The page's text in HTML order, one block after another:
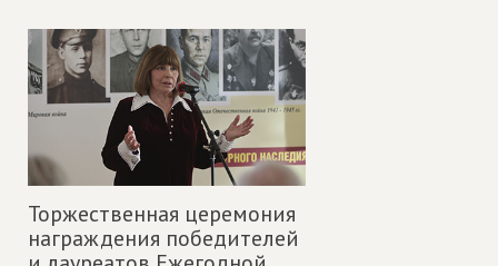
Торжественная церемония
награждения победителей